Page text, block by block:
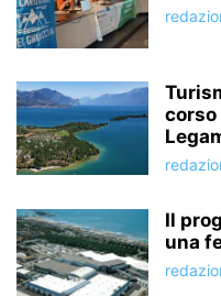
corso
Il
una